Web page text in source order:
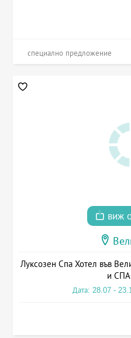
специално предложение
виж
Луксозен Спа Хотел във
и СПА
Дата: 28.07 -